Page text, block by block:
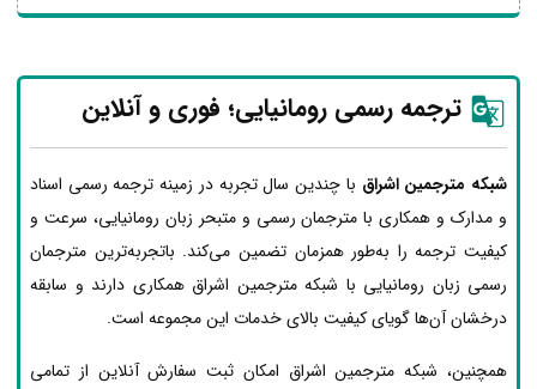
ترجمه رسمی رومانیایی؛ فوری و آنلاین
شبکه مترجمین اشراق با چندین سال تجربه در زمینه ترجمه رسمی اسناد
و مدارک و همکاری با مترجمان رسمی و متبحر زبان رومانیایی، سرعت و
کیفیت ترجمه را به‌طور همزمان تضمین می‌کند. باتجربه‌ترین مترجمان
رسمی زبان رومانیایی با شبکه مترجمین اشراق همکاری دارند و سابقه
درخشان آن‌ها گویای کیفیت بالای خدمات این مجموعه است.
همچنین، شبکه مترجمین اشراق امکان ثبت سفارش آنلاین از تمامی